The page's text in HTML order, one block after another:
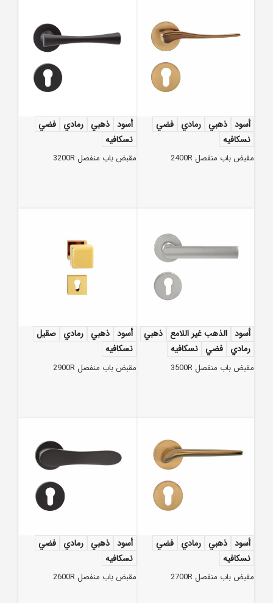
أسود ذهبي رمادي فضي
نسكافيه
مقبض باب منفصل 2400R
أسود ذهبي رمادي
فضي
نسكافيه
مقبض باب منفصل 3200R
أسود الذهب غير اللامع ذهبي
رمادي فضي نسكافيه
مقبض باب منفصل 3500R
أسود ذهبي رمادي
صقيل
نسكافيه
مقبض باب منفصل 2900R
أسود ذهبي رمادي فضي
نسكافيه
مقبض باب منفصل 2700R
أسود ذهبي رمادي
فضي
نسكافيه
مقبض باب منفصل 2600R